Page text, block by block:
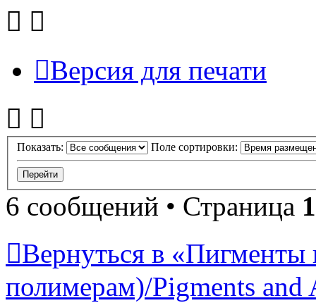
Версия для печати
Показать: Поле сортировки:
6 сообщений • Страница 1
Вернуться в
полимерам)/Pigments and